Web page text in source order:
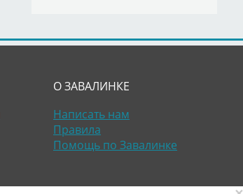
О ЗАВАЛИНКЕ
Написать нам
Правила
Помощь по Завалинке